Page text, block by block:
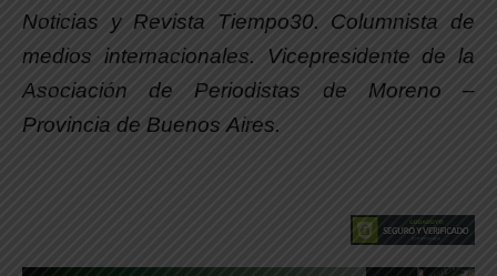
Noticias y Revista Tiempo30. Columnista de
medios internacionales. Vicepresidente de la
Asociación de Periodistas de Moreno –
Provincia de Buenos Aires.